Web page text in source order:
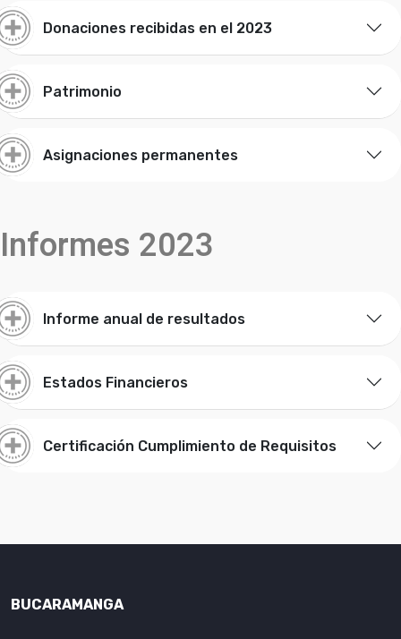
Donaciones recibidas en el 2023
Patrimonio
Asignaciones permanentes
Informes 2023
Informe anual de resultados
Estados Financieros
Certificación Cumplimiento de Requisitos
BUCARAMANGA